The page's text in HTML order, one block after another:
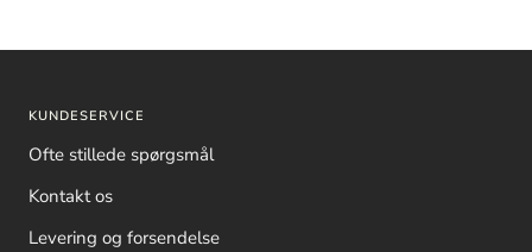
KUNDESERVICE
Ofte stillede spørgsmål
Kontakt os
Levering og forsendelse